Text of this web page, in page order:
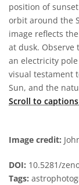
position of
orbit around the
image reflects
at dusk. Observe
an electricity
visual testament
Sun, and the
Scroll to
Image credit:
DOI: 10.5281/
Tags: